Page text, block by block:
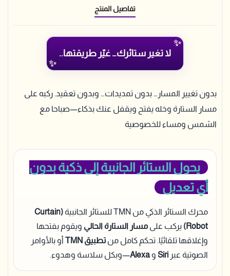
تفاصيل المنتج
لا تغير ستائرك… غيّر طريقتها..
بدون تغيير المسار… بدون تمديدات… وبدون تعقيد. ركبه على
مسار الستارة وخله يفتح ويقفل عنك بذكاء—صباحا مع
الشمس ومساء للخصوصية
يحول الستائر الجانبية إلى ذكية بدون
أي تعديل
محرك الستائر الذكي من TMN للستائر الجانبية
(Curtain
Robot)
يركب علىمسار الستارة الحالي ويقوم بفتحها
وإغلاقها تلقائيًا. تحكم كامل من تطبيق TMN
أو بالأوامر
الصوتية عبر Siri و Alexa—وبكل سلاسة وهدوء.